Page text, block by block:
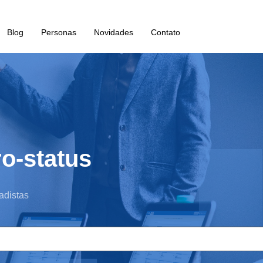
Blog Personas Novidades Contato
status